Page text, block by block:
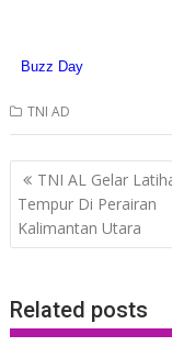
TNI AD
Post
navigation
TNI AL Gelar
Tempur Di Perairan
Kalimantan Utara
Related posts